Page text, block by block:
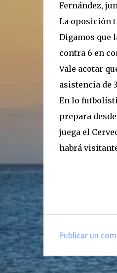
Fernández,
La oposición
Digamos que
contra 6 en
Vale acotar
asistencia de
En lo
prepara
juega el
habrá
o
Publicar un